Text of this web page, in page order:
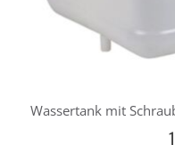
Wassertank mit